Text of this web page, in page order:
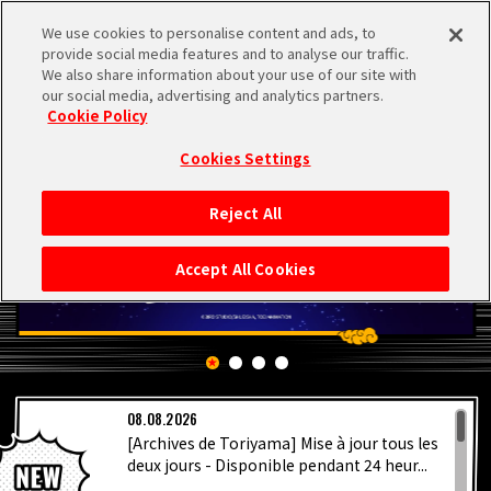
MEN
ACCUEIL
NEWS
À NE PAS MANQUER
VIDÉOS
08.08.2026
[Archives de Toriyama] Mise à jour tous les
deux jours - Disponible pendant 24 heur...
We use cookies to personalise content and ads, to
provide social media features and to analyse our traffic.
We also share information about your use of our site with
our social media, advertising and analytics partners.
Cookie Policy
Cookies Settings
Reject All
Accept All Cookies